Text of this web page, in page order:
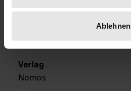
Ablehnen
1990
Verlag
Nomos